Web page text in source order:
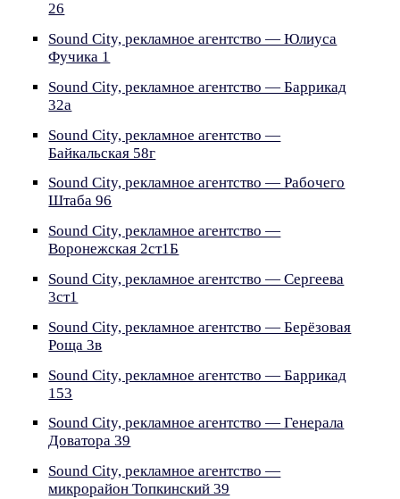
26
Sound City, рекламное агентство — Юлиуса
Фучика 1
Sound City, рекламное агентство — Баррикад
32а
Sound City, рекламное агентство —
Байкальская 58г
Sound City, рекламное агентство — Рабочего
Штаба 96
Sound City, рекламное агентство —
Воронежская 2ст1Б
Sound City, рекламное агентство — Сергеева
3ст1
Sound City, рекламное агентство — Берёзовая
Роща 3в
Sound City, рекламное агентство — Баррикад
153
Sound City, рекламное агентство — Генерала
Доватора 39
Sound City, рекламное агентство —
микрорайон Топкинский 39